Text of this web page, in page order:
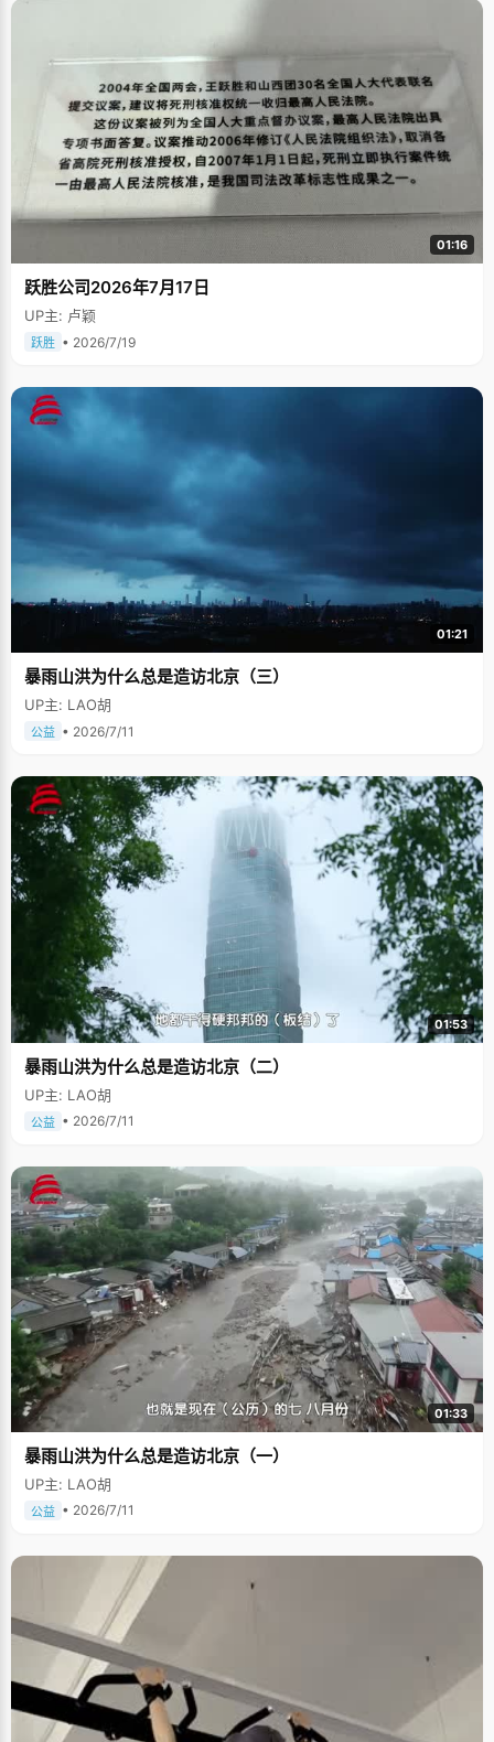
01:16
跃胜公司2026年7月17日
UP主: 卢颖
跃胜 • 2026/7/19
01:21
暴雨山洪为什么总是造访北京（三）
UP主: LAO胡
公益 • 2026/7/11
01:53
暴雨山洪为什么总是造访北京（二）
UP主: LAO胡
公益 • 2026/7/11
01:33
暴雨山洪为什么总是造访北京（一）
UP主: LAO胡
公益 • 2026/7/11